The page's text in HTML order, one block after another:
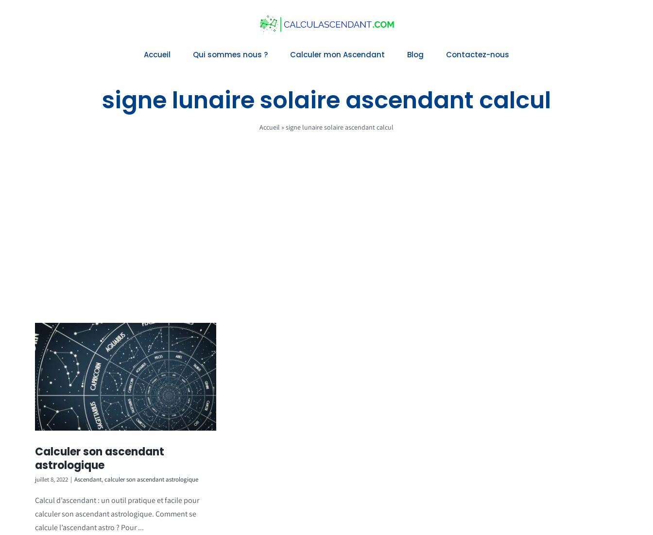
Accueil Qui sommes nous ? Calculer mon Ascendant Blog Contactez-nous
signe lunaire solaire ascendant calcul
Accueil »signe lunaire solaire ascendant calcul
Calculer son ascendant
astrologique
juillet 8, 2022 | Ascendant,calculer son ascendant astrologique
Calcul d’ascendant : un outil pratique et facile pour
calculer son ascendant astrologique. Comment se
calcule l’ascendant astro ? Pour ...